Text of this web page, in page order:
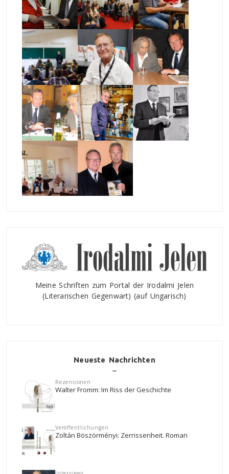
Meine Schriften zum Portal der Irodalmi Jelen
(Literarischen Gegenwart) (auf Ungarisch)
Neueste Nachrichten
Rezensionen
Walter Fromm: Im Riss der Geschichte
Veröffentlichungen
Zoltán Böszörményi: Zerrissenheit. Roman